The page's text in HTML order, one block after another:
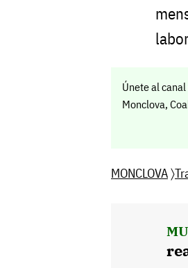
Únete al
Monclova,
MONCLOVA〉